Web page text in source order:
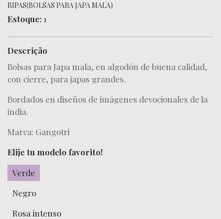
BIPAS(BOLSAS PARA JAPA MALA)
Estoque: 1
Descrição
Bolsas para Japa mala, en algodón de buena calidad,
con cierre, para japas grandes.
Bordados en diseños de imágenes devocionales de la
india.
Marca: Gangotri
Elije tu modelo favorito!
Verde
Negro
Rosa intenso